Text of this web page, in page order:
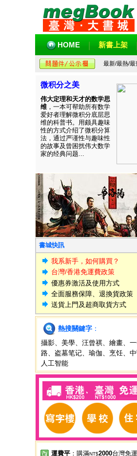
HOME 新書上架
最新/最熱/
微积分之美
伟大定理和天才的数学思
维 ，一本可帮助所有数学
爱好者理解微积分底层思
维的科普书。用颇具趣味
性的方式介绍了微积分算
法，通过严谨性与趣味性
的故事及曾困扰伟大数学
家的经典问题...
書城快訊
我系新手，如何購買？
台灣/香港免運費政策
優惠券激活及使用方式
全面服務保障、退換貨政策
送貨上門及超商取貨方式
熱搜關鍵字 ：
攝影
美學 汪曾祺 繪畫
路
盗墓笔记 瑜伽 烹饪
人工智能
運費平 ：購滿NT$2000台灣免